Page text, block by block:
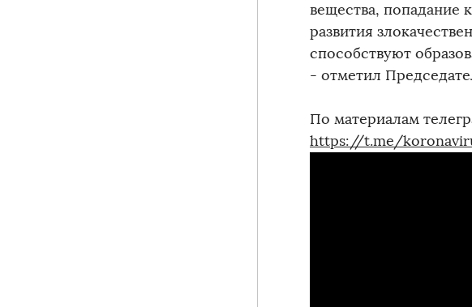
вещества, попадание
развития
способствуют
- отметил
По материалам
https://t.me/